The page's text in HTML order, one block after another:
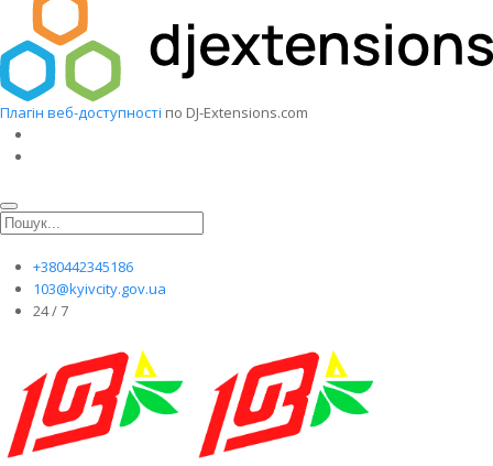
Плагін веб-доступності по DJ-Extensions.com
+380442345186
103@kyivcity.gov.ua
24 / 7